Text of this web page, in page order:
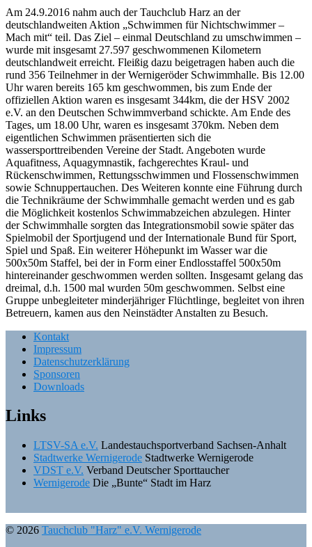
Am 24.9.2016 nahm auch der Tauchclub Harz an der
deutschlandweiten Aktion „Schwimmen für Nichtschwimmer –
Mach mit“ teil. Das Ziel – einmal Deutschland zu umschwimmen –
wurde mit insgesamt 27.597 geschwommenen Kilometern
deutschlandweit erreicht. Fleißig dazu beigetragen haben auch die
rund 356 Teilnehmer in der Wernigeröder Schwimmhalle. Bis 12.00
Uhr waren bereits 165 km geschwommen, bis zum Ende der
offiziellen Aktion waren es insgesamt 344km, die der HSV 2002
e.V. an den Deutschen Schwimmverband schickte. Am Ende des
Tages, um 18.00 Uhr, waren es insgesamt 370km. Neben dem
eigentlichen Schwimmen präsentierten sich die
wassersporttreibenden Vereine der Stadt. Angeboten wurde
Aquafitness, Aquagymnastik, fachgerechtes Kraul- und
Rückenschwimmen, Rettungsschwimmen und Flossenschwimmen
sowie Schnuppertauchen. Des Weiteren konnte eine Führung durch
die Technikräume der Schwimmhalle gemacht werden und es gab
die Möglichkeit kostenlos Schwimmabzeichen abzulegen. Hinter
der Schwimmhalle sorgten das Integrationsmobil sowie später das
Spielmobil der Sportjugend und der Internationale Bund für Sport,
Spiel und Spaß. Ein weiterer Höhepunkt im Wasser war die
500x50m Staffel, bei der in Form einer Endlosstaffel 500x50m
hintereinander geschwommen werden sollten. Insgesamt gelang das
dreimal, d.h. 1500 mal wurden 50m geschwommen. Selbst eine
Gruppe unbegleiteter minderjähriger Flüchtlinge, begleitet von ihren
Betreuern, kamen aus den Neinstädter Anstalten zu Besuch.
Kontakt
Impressum
Datenschutzerklärung
Sponsoren
Downloads
Links
LTSV-SA e.V. Landestauchsportverband Sachsen-Anhalt
Stadtwerke Wernigerode Stadtwerke Wernigerode
VDST e.V. Verband Deutscher Sporttaucher
Wernigerode Die „Bunte“ Stadt im Harz
© 2026 Tauchclub "Harz" e.V. Wernigerode